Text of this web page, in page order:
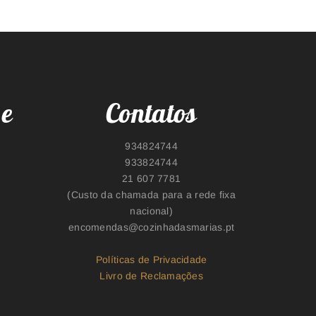
Contatos
934824744​
933824744
21 607 7781
(Custo da chamada para a rede fixa
nacional)
encomendas@cozinhadasmarias.pt
Políticas de Privacidade
Livro de Reclamações